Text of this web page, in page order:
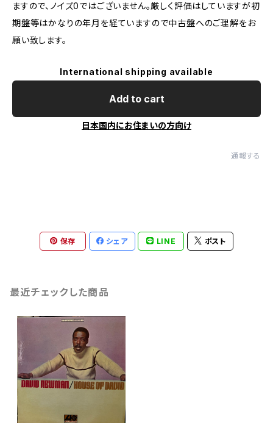
ますので、ノイズ0ではございません。厳しく評価はしていますが初
期盤等はかなりの年月を経ていますので中古盤へのご理解をお
願い致します。
International shipping available
Add to cart
日本国内にお住まいの方向け
通報する
保存 シェア LINE ポスト
最近チェックした商品